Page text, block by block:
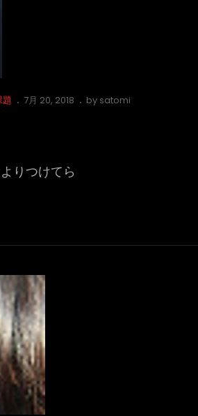
題
Posted
7月 20, 2018 by satomi
りつけてら